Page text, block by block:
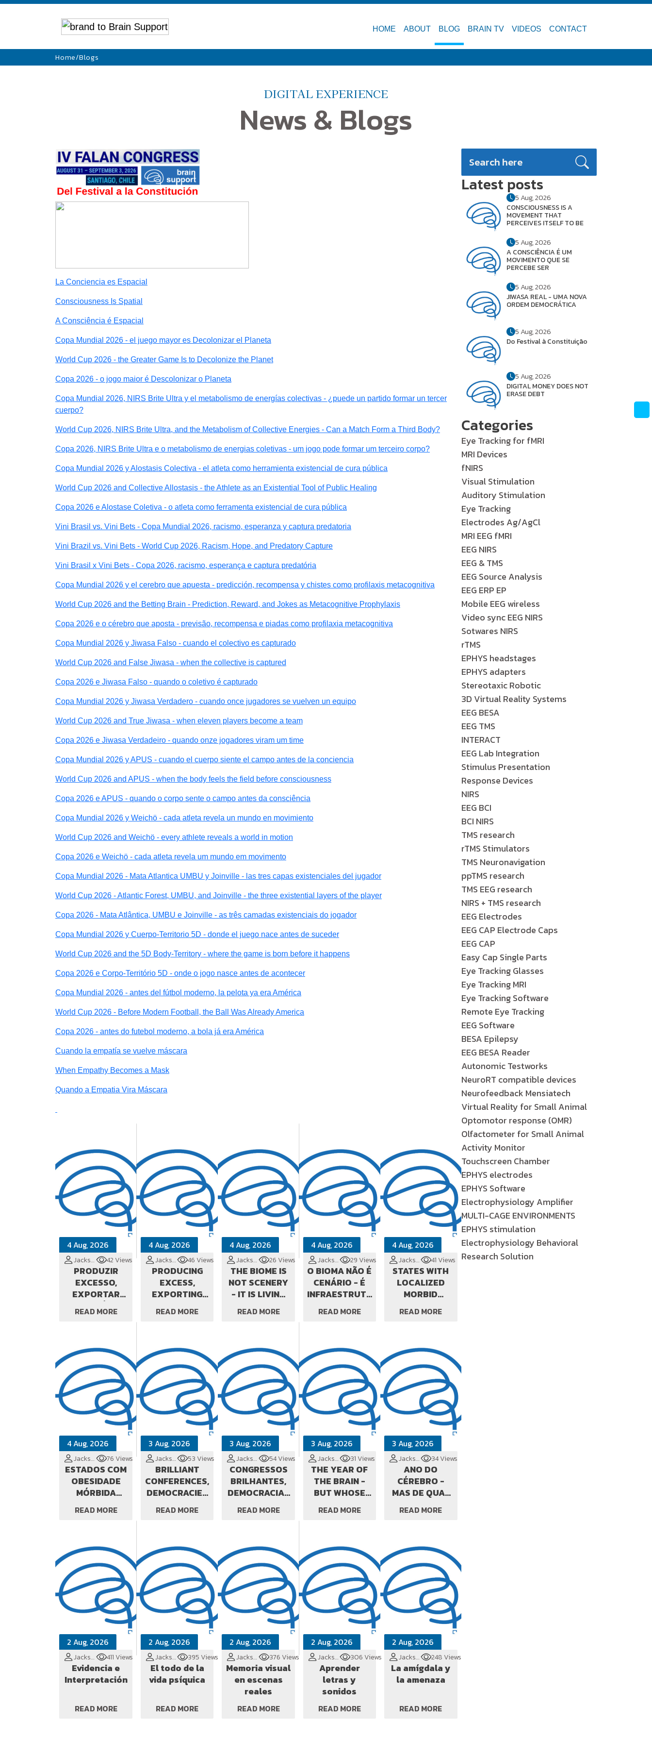
HOME ABOUT BLOG BRAIN TV VIDEOS CONTACT
Home/Blogs
DIGITAL EXPERIENCE
News & Blogs
La Conciencia es Espacial
Consciousness Is Spatial
A Consciência é Espacial
Copa Mundial 2026 - el juego mayor es Decolonizar el Planeta
World Cup 2026 - the Greater Game Is to Decolonize the Planet
Copa 2026 - o jogo maior é Descolonizar o Planeta
Copa Mundial 2026, NIRS Brite Ultra y el metabolismo de energías colectivas - ¿puede un partido formar un tercer
cuerpo?
World Cup 2026, NIRS Brite Ultra, and the Metabolism of Collective Energies - Can a Match Form a Third Body?
Copa 2026, NIRS Brite Ultra e o metabolismo de energias coletivas - um jogo pode formar um terceiro corpo?
Copa Mundial 2026 y Alostasis Colectiva - el atleta como herramienta existencial de cura pública
World Cup 2026 and Collective Allostasis - the Athlete as an Existential Tool of Public Healing
Copa 2026 e Alostase Coletiva - o atleta como ferramenta existencial de cura pública
Vini Brasil vs. Vini Bets - Copa Mundial 2026, racismo, esperanza y captura predatoria
Vini Brazil vs. Vini Bets - World Cup 2026, Racism, Hope, and Predatory Capture
Vini Brasil x Vini Bets - Copa 2026, racismo, esperança e captura predatória
Copa Mundial 2026 y el cerebro que apuesta - predicción, recompensa y chistes como profilaxis metacognitiva
World Cup 2026 and the Betting Brain - Prediction, Reward, and Jokes as Metacognitive Prophylaxis
Copa 2026 e o cérebro que aposta - previsão, recompensa e piadas como profilaxia metacognitiva
Copa Mundial 2026 y Jiwasa Falso - cuando el colectivo es capturado
World Cup 2026 and False Jiwasa - when the collective is captured
Copa 2026 e Jiwasa Falso - quando o coletivo é capturado
Copa Mundial 2026 y Jiwasa Verdadero - cuando once jugadores se vuelven un equipo
World Cup 2026 and True Jiwasa - when eleven players become a team
Copa 2026 e Jiwasa Verdadeiro - quando onze jogadores viram um time
Copa Mundial 2026 y APUS - cuando el cuerpo siente el campo antes de la conciencia
World Cup 2026 and APUS - when the body feels the field before consciousness
Copa 2026 e APUS - quando o corpo sente o campo antes da consciência
Copa Mundial 2026 y Weichö - cada atleta revela un mundo en movimiento
World Cup 2026 and Weichö - every athlete reveals a world in motion
Copa 2026 e Weichö - cada atleta revela um mundo em movimento
Copa Mundial 2026 - Mata Atlantica UMBU y Joinville - las tres capas existenciales del jugador
World Cup 2026 - Atlantic Forest, UMBU, and Joinville - the three existential layers of the player
Copa 2026 - Mata Atlântica, UMBU e Joinville - as três camadas existenciais do jogador
Copa Mundial 2026 y Cuerpo-Territorio 5D - donde el juego nace antes de suceder
World Cup 2026 and the 5D Body-Territory - where the game is born before it happens
Copa 2026 e Corpo-Território 5D - onde o jogo nasce antes de acontecer
Copa Mundial 2026 - antes del fútbol moderno, la pelota ya era América
World Cup 2026 - Before Modern Football, the Ball Was Already America
Copa 2026 - antes do futebol moderno, a bola já era América
Cuando la empatía se vuelve máscara
When Empathy Becomes a Mask
Quando a Empatia Vira Máscara
4 Aug, 2026
Jackson Cionek 42 Views
PRODUZIR
EXCESSO,
EXPORTAR
TERRITÓRIO
READ MORE
4 Aug, 2026
Jackson Cionek 46 Views
PRODUCING
EXCESS,
EXPORTING
TERRITORY
READ MORE
4 Aug, 2026
Jackson Cionek 26 Views
THE BIOME IS
NOT SCENERY
- IT IS LIVING
INFRASTRUCTURE
READ MORE
4 Aug, 2026
Jackson Cionek 29 Views
O BIOMA NÃO É
CENÁRIO - É
INFRAESTRUTURA
VIVA
READ MORE
4 Aug, 2026
Jackson Cionek 41 Views
STATES WITH
LOCALIZED
MORBID
OBESITY
READ MORE
4 Aug, 2026
Jackson Cionek 76 Views
ESTADOS COM
OBESIDADE
MÓRBIDA
LOCALIZADA
READ MORE
3 Aug, 2026
Jackson Cionek 53 Views
BRILLIANT
CONFERENCES,
DEMOCRACIES
IN DANGER
READ MORE
3 Aug, 2026
Jackson Cionek 54 Views
CONGRESSOS
BRILHANTES,
DEMOCRACIAS
EM PERIGO
READ MORE
3 Aug, 2026
Jackson Cionek 31 Views
THE YEAR OF
THE BRAIN -
BUT WHOSE
BODY?
READ MORE
3 Aug, 2026
Jackson Cionek 34 Views
ANO DO
CÉREBRO -
MAS DE QUAL
CORPO?
READ MORE
2 Aug, 2026
Jackson Cionek 411 Views
Evidencia e
Interpretación
READ MORE
2 Aug, 2026
Jackson Cionek 395 Views
El todo de la
vida psíquica
READ MORE
2 Aug, 2026
Jackson Cionek 376 Views
Memoria visual
en escenas
reales
READ MORE
2 Aug, 2026
Jackson Cionek 306 Views
Aprender
letras y
sonidos
READ MORE
2 Aug, 2026
Jackson Cionek 248 Views
La amígdala y
la amenaza
READ MORE
Latest posts
5 Aug, 2026
CONSCIOUSNESS IS A
MOVEMENT THAT
PERCEIVES ITSELF TO BE
5 Aug, 2026
A CONSCIÊNCIA É UM
MOVIMENTO QUE SE
PERCEBE SER
5 Aug, 2026
JIWASA REAL - UMA NOVA
ORDEM DEMOCRÁTICA
5 Aug, 2026
Do Festival à Constituição
5 Aug, 2026
DIGITAL MONEY DOES NOT
ERASE DEBT
Categories
Eye Tracking for fMRI
MRI Devices
fNIRS
Visual Stimulation
Auditory Stimulation
Eye Tracking
Electrodes Ag/AgCl
MRI EEG fMRI
EEG NIRS
EEG & TMS
EEG Source Analysis
EEG ERP EP
Mobile EEG wireless
Video sync EEG NIRS
Sotwares NIRS
rTMS
EPHYS headstages
EPHYS adapters
Stereotaxic Robotic
3D Virtual Reality Systems
EEG BESA
EEG TMS
INTERACT
EEG Lab Integration
Stimulus Presentation
Response Devices
NIRS
EEG BCI
BCI NIRS
TMS research
rTMS Stimulators
TMS Neuronavigation
ppTMS research
TMS EEG research
NIRS + TMS research
EEG Electrodes
EEG CAP Electrode Caps
EEG CAP
Easy Cap Single Parts
Eye Tracking Glasses
Eye Tracking MRI
Eye Tracking Software
Remote Eye Tracking
EEG Software
BESA Epilepsy
EEG BESA Reader
Autonomic Testworks
NeuroRT compatible devices
Neurofeedback Mensiatech
Virtual Reality for Small Animal
Optomotor response (OMR)
Olfactometer for Small Animal
Activity Monitor
Touchscreen Chamber
EPHYS electrodes
EPHYS Software
Electrophysiology Amplifier
MULTI-CAGE ENVIRONMENTS
EPHYS stimulation
Electrophysiology Behavioral
Research Solution